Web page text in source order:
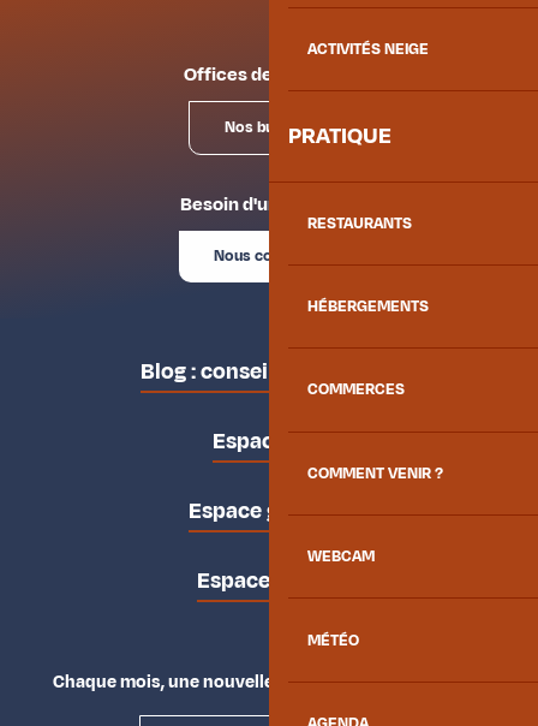
ACTIVITÉS NEIGE
PRATIQUE
RESTAURANTS
HÉBERGEMENTS
COMMERCES
COMMENT VENIR ?
WEBCAM
MÉTÉO
Offices de tourisme
Nos bureaux
Besoin d'un conseil ?
Nous contacter
Blog : conseils des locaux
Espace pro
Espace groupes
Espace presse
Chaque mois, une nouvelle façon d'explorer la vallée.